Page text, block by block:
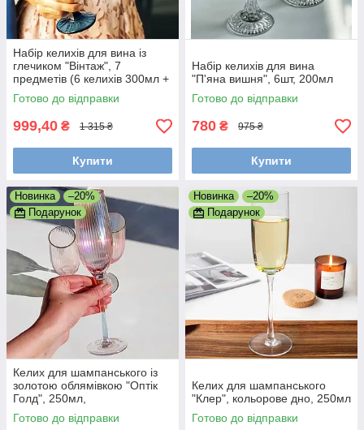
Набір келихів для вина із
глечиком "Вінтаж", 7
предметів (6 келихів 300мл +
глечик 1л) Синій
Готово до відправки
999,40 ₴ 1 315 ₴
Купити
Набір келихів для вина
"П'яна вишня", 6шт, 200мл
Готово до відправки
780 ₴ 975 ₴
Купити
Новинка
–20%
Подарунок
Келих для шампанського із
золотою облямівкою "Оптік
Голд", 250мл,
Перламутровий
Готово до відправки
Новинка
–20%
Подарунок
Келих для шампанського
"Клер", кольорове дно, 250мл
Готово до відправки